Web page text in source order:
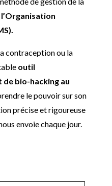
l’Organisation
contraception ou la
outil
de bio-hacking au
le pouvoir sur son
précise et rigoureuse
envoie chaque jour.